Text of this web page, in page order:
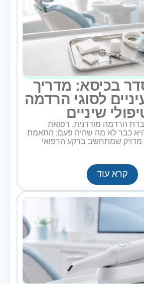
בכיסא: מדריך
לסוגי הרדמה
שיניים
הרדמה מודרנית. רפואת
היא כבר לא מה שהיה פעם; התאמת
שמתחשב ברקע הרפואי
קרא עוד